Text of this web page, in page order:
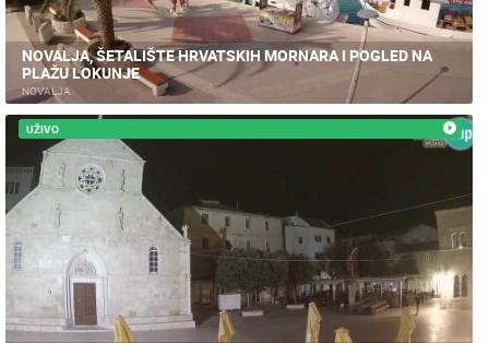
NOVALJA, ŠETALIŠTE HRVATSKIH MORNARA I POGLED NA
PLAŽU LOKUNJE
NOVALJA
UŽIVO